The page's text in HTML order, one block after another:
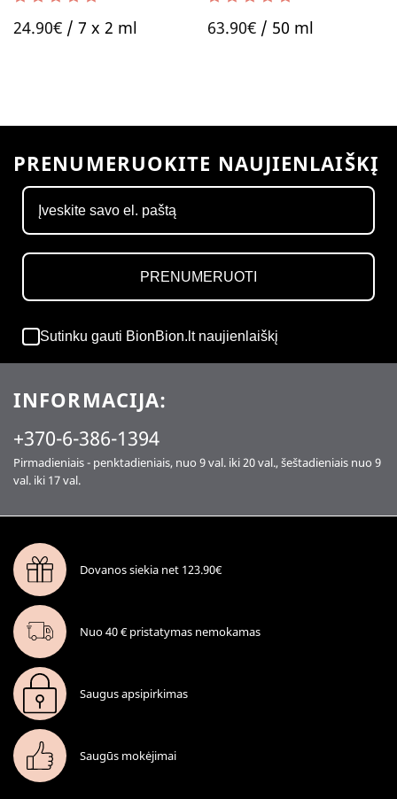
veidui yra vienos populiariausių!
24.90€/ 7 x 2 ml
suteikia gyvybingumo ir
jaunatviško spindesio.
63.90€/ 50 ml
PRENUMERUOKITE NAUJIENLAIŠKĮ
PRENUMERUOTI
Sutinku gauti BionBion.lt naujienlaiškį
INFORMACIJA:
+370-6-386-1394
Pirmadieniais - penktadieniais, nuo 9 val. iki 20 val., šeštadieniais nuo 9
val. iki 17 val.
Dovanos siekia net 123.90€
Nuo 40 € pristatymas nemokamas
Saugus apsipirkimas
Saugūs mokėjimai